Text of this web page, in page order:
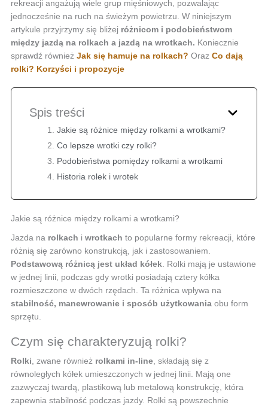
rekreacji angażują wiele grup mięśniowych, pozwalając
jednocześnie na ruch na świeżym powietrzu. W niniejszym
artykule przyjrzymy się bliżej różnicom i podobieństwom
między jazdą na rolkach a jazdą na wrotkach. Koniecznie
sprawdź również Jak się hamuje na rolkach? Oraz Co dają
rolki? Korzyści i propozycje
Spis treści
Jakie są różnice między rolkami a wrotkami?
Co lepsze wrotki czy rolki?
Podobieństwa pomiędzy rolkami a wrotkami
Historia rolek i wrotek
Jakie są różnice między rolkami a wrotkami?
Jazda na rolkach i wrotkach to popularne formy rekreacji, które
różnią się zarówno konstrukcją, jak i zastosowaniem.
Podstawową różnicą jest układ kółek. Rolki mają je ustawione
w jednej linii, podczas gdy wrotki posiadają cztery kółka
rozmieszczone w dwóch rzędach. Ta różnica wpływa na
stabilność, manewrowanie i sposób użytkowaniaobu form
sprzętu.
Czym się charakteryzują rolki?
Rolki , zwane również rolkami in-line, składają się z
równoległych kółek umieszczonych w jednej linii. Mają one
zazwyczaj twardą, plastikową lub metalową konstrukcję, która
zapewnia stabilność podczas jazdy. Rolki są powszechnie